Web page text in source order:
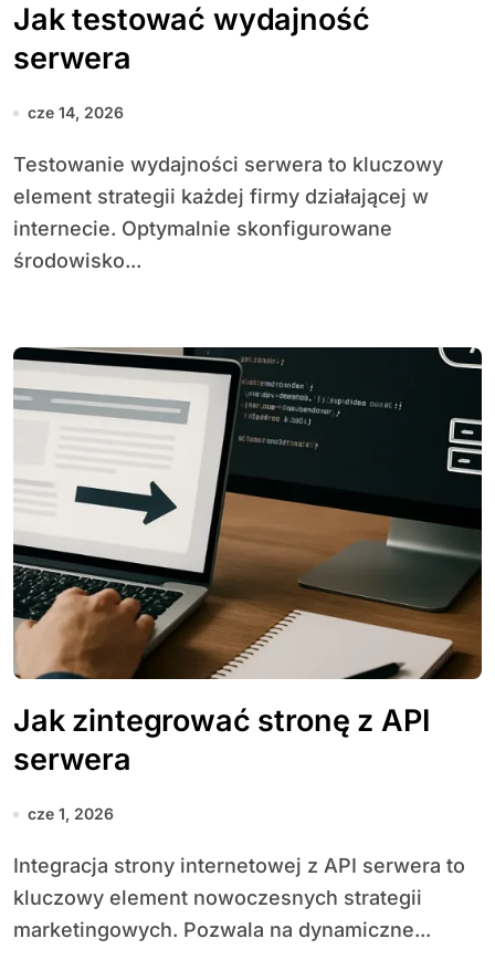
Jak testować wydajność
serwera
cze 14, 2026
Testowanie wydajności serwera to kluczowy
element strategii każdej firmy działającej w
internecie. Optymalnie skonfigurowane
środowisko...
Jak zintegrować stronę z API
serwera
cze 1, 2026
Integracja strony internetowej z API serwera to
kluczowy element nowoczesnych strategii
marketingowych. Pozwala na dynamiczne...